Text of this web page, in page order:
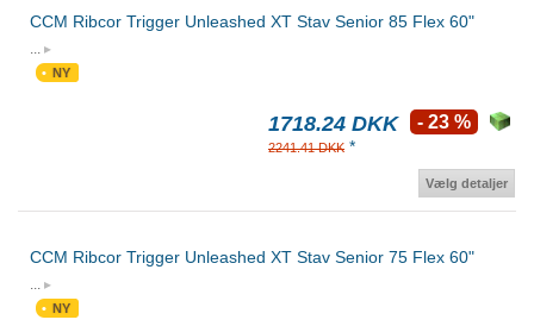
CCM Ribcor Trigger Unleashed XT Stav Senior 85 Flex 60"
...
NY
1718.24 DKK
2241.41 DKK *
- 23 %
Vælg detaljer
CCM Ribcor Trigger Unleashed XT Stav Senior 75 Flex 60"
...
NY